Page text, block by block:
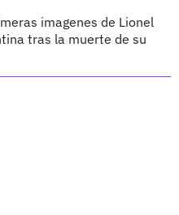
imagenes de Lionel
tras la muerte de su